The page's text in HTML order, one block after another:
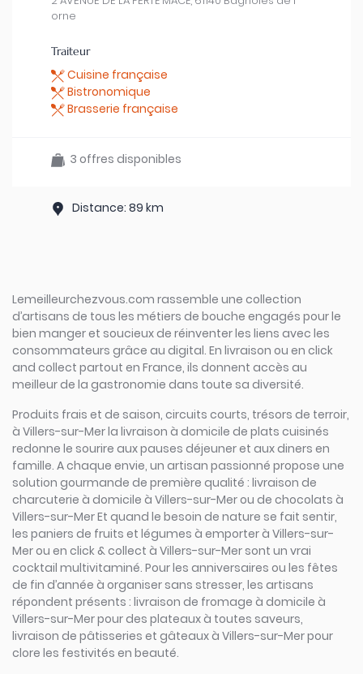
orne
Traiteur
Cuisine française
Bistronomique
Brasserie française
3 offres disponibles
Distance: 89 km
Lemeilleurchezvous.com rassemble une collection
d’artisans de tous les métiers de bouche engagés pour le
bien manger et soucieux de réinventer les liens avec les
consommateurs grâce au digital. En livraison ou en click
and collect partout en France, ils donnent accès au
meilleur de la gastronomie dans toute sa diversité.
Produits frais et de saison, circuits courts, trésors de terroir,
à Villers-sur-Mer la livraison à domicile de plats cuisinés
redonne le sourire aux pauses déjeuner et aux diners en
famille. A chaque envie, un artisan passionné propose une
solution gourmande de première qualité : livraison de
charcuterie à domicile à Villers-sur-Mer ou de chocolats à
Villers-sur-Mer Et quand le besoin de nature se fait sentir,
les paniers de fruits et légumes à emporter à Villers-sur-
Mer ou en click & collect à Villers-sur-Mer sont un vrai
cocktail multivitaminé. Pour les anniversaires ou les fêtes
de fin d’année à organiser sans stresser, les artisans
répondent présents : livraison de fromage à domicile à
Villers-sur-Mer pour des plateaux à toutes saveurs,
livraison de pâtisseries et gâteaux à Villers-sur-Mer pour
clore les festivités en beauté.